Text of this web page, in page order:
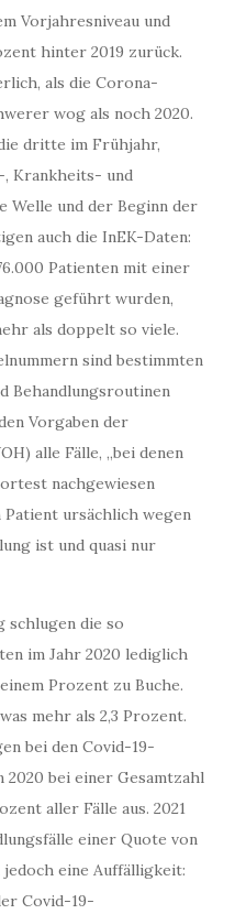
Vorjahresniveau und
hinter 2019 zurück.
als die Corona-
wog als noch 2020.
dritte im Frühjahr,
Krankheits- und
Welle und der Beginn der
auch die InEK-Daten:
Patienten mit einer
geführt wurden,
als doppelt so viele.
sind bestimmten
Behandlungsroutinen
Vorgaben der
alle Fälle, „bei denen
nachgewiesen
Patient ursächlich wegen
ist und quasi nur
schlugen die so
im Jahr 2020 lediglich
Prozent zu Buche.
mehr als 2,3 Prozent.
bei den Covid-19-
2020 bei einer Gesamtzahl
aller Fälle aus. 2021
einer Quote von
eine Auffälligkeit:
Covid-19-